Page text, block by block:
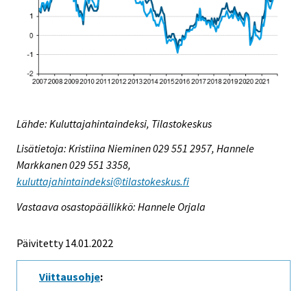
Lähde: Kuluttajahintaindeksi, Tilastokeskus
Lisätietoja: Kristiina Nieminen 029 551 2957, Hannele
Markkanen 029 551 3358,
kuluttajahintaindeksi@tilastokeskus.fi
Vastaava osastopäällikkö: Hannele Orjala
Päivitetty 14.01.2022
Viittausohje: